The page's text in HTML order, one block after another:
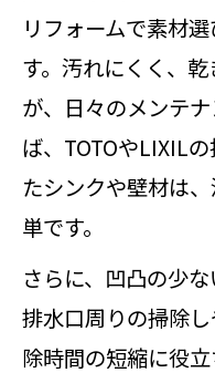
リフォームで素材
す。汚れにくく、
が、日々のメンテ
ば、TOTOやLIXIL
たシンクや壁材は
単です。
さらに、凹凸の少
排水口周りの掃除
除時間の短縮に役